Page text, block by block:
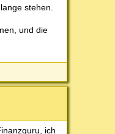
stehen.
und die
ich